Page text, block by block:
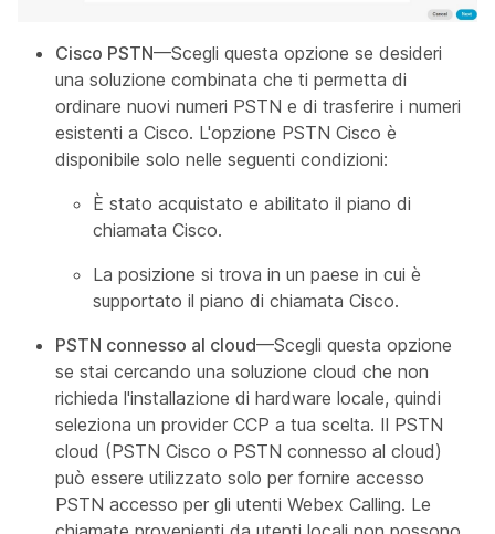
Cisco PSTN—Scegli questa opzione se desideri
una soluzione combinata che ti permetta di
ordinare nuovi numeri PSTN e di trasferire i numeri
esistenti a Cisco. L'opzione PSTN Cisco è
disponibile solo nelle seguenti condizioni:
È stato acquistato e abilitato il piano di
chiamata Cisco.
La posizione si trova in un paese in cui è
supportato il piano di chiamata Cisco.
PSTN connesso al cloud—Scegli questa opzione
se stai cercando una soluzione cloud che non
richieda l'installazione di hardware locale, quindi
seleziona un provider CCP a tua scelta. Il PSTN
cloud (PSTN Cisco o PSTN connesso al cloud)
può essere utilizzato solo per fornire accesso
PSTN accesso per gli utenti Webex Calling. Le